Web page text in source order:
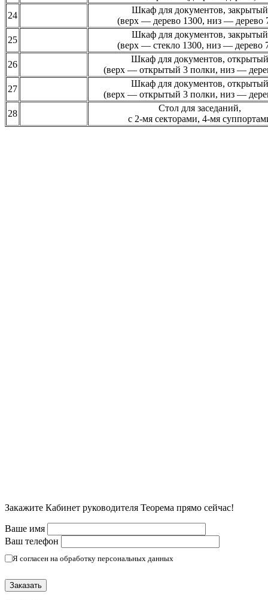
24
Шкаф для документов, закрытый
(верх — дерево 1300, низ — дерево
25
Шкаф для документов, закрытый
(верх — стекло 1300, низ — дерево
26
Шкаф для документов, открытый
(верх — открытый 3 полки, низ —
27
Шкаф для документов, открытый
(верх — открытый 3 полки, низ —
28
Стол для заседаний,
с 2-мя секторами, 4-мя
Закажите Кабинет руководителя Теорема прямо сейчас!
Ваше имя
Ваш телефон
Я согласен на обработку персональных данных